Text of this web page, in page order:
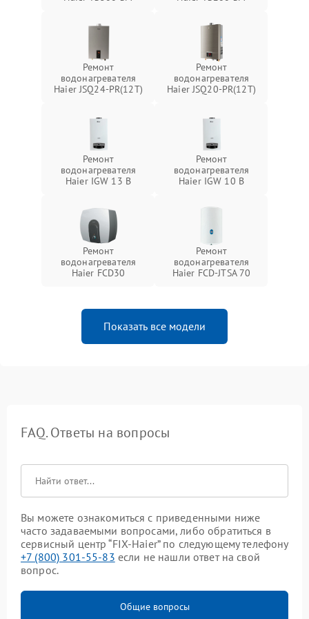
Ремонт
водонагревателя
Haier JSQ24-PR(12T)
Ремонт
водонагревателя
Haier JSQ20-PR(12T)
Ремонт
водонагревателя
Haier IGW 13 B
Ремонт
водонагревателя
Haier IGW 10 B
Ремонт
водонагревателя
Haier FCD30
Ремонт
водонагревателя
Haier FCD-JTSA 70
Показать все модели
FAQ. Ответы на вопросы
Вы можете ознакомиться с приведенными ниже
часто задаваемыми вопросами, либо обратиться в
сервисный центр “FIX-Haier” по следующему телефону
+7 (800) 301-55-83 если не нашли ответ на свой
вопрос.
Общие вопросы